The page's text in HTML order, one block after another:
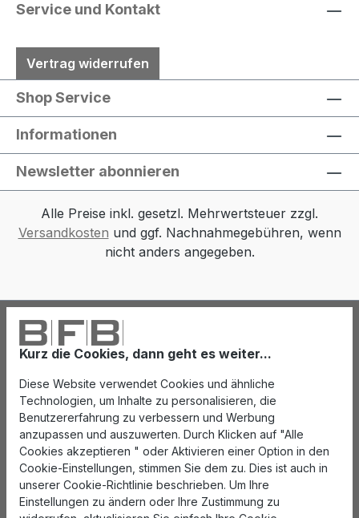
Kurz die Cookies, dann geht es weiter...
Diese Website verwendet Cookies und ähnliche
Technologien, um Inhalte zu personalisieren, die
Benutzererfahrung zu verbessern und Werbung
anzupassen und auszuwerten. Durch Klicken auf "Alle
Cookies akzeptieren " oder Aktivieren einer Option in den
Cookie-Einstellungen, stimmen Sie dem zu. Dies ist auch in
unserer Cookie-Richtlinie beschrieben. Um Ihre
Einstellungen zu ändern oder Ihre Zustimmung zu
Service und Kontakt
Vertrag widerrufen
Shop Service
Informationen
Newsletter abonnieren
Alle Preise inkl. gesetzl. Mehrwertsteuer zzgl.
Versandkosten und ggf. Nachnahmegebühren, wenn
nicht anders angegeben.